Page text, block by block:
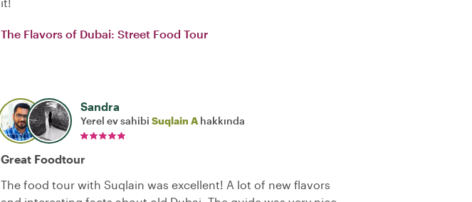
The Flavors of Dubai: Street Food Tour
Sandra
Yerel ev sahibi Suqlain A hakkında
Great Foodtour
The food tour with Suqlain was excellent! A lot of new flavors